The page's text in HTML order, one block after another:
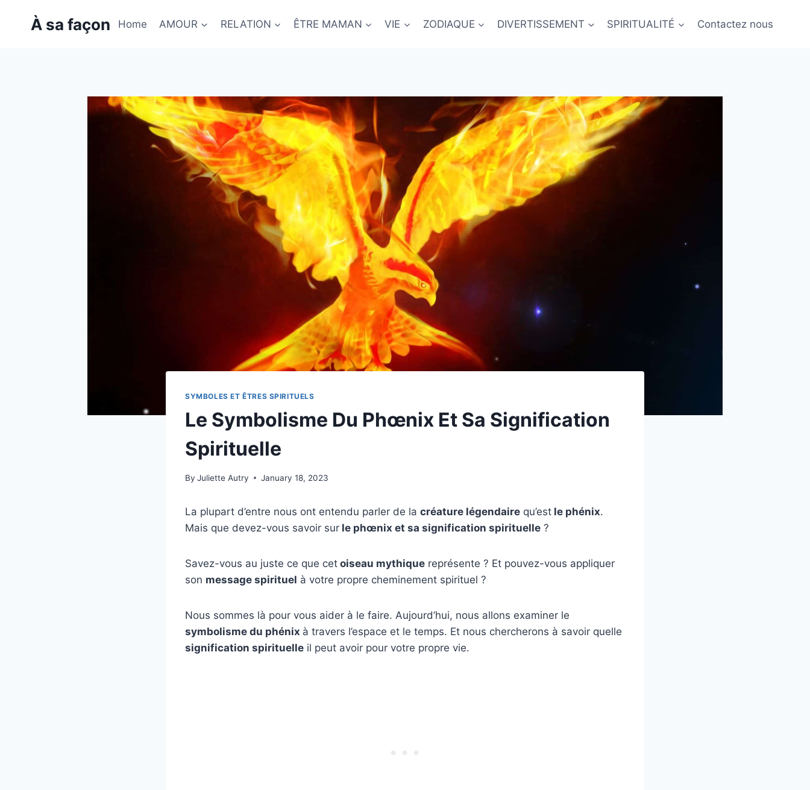
À sa façon Home AMOUR RELATION ÊTRE MAMAN VIE ZODIAQUE DIVERTISSEMENT SPIRITUALITÉ Contactez nous
SYMBOLES ET ÊTRES SPIRITUELS
Le Symbolisme Du Phœnix Et Sa Signification
Spirituelle
By Juliette Autry January 18, 2023
La plupart d’entre nous ont entendu parler de la créature légendaire qu’est le phénix.
Mais que devez-vous savoir sur le phœnix et sa signification spirituelle ?
Savez-vous au juste ce que cet oiseau mythique représente ? Et pouvez-vous appliquer
son message spirituel à votre propre cheminement spirituel ?
Nous sommes là pour vous aider à le faire. Aujourd’hui, nous allons examiner le
symbolisme du phénix à travers l’espace et le temps. Et nous chercherons à savoir quelle
signification spirituelle il peut avoir pour votre propre vie.